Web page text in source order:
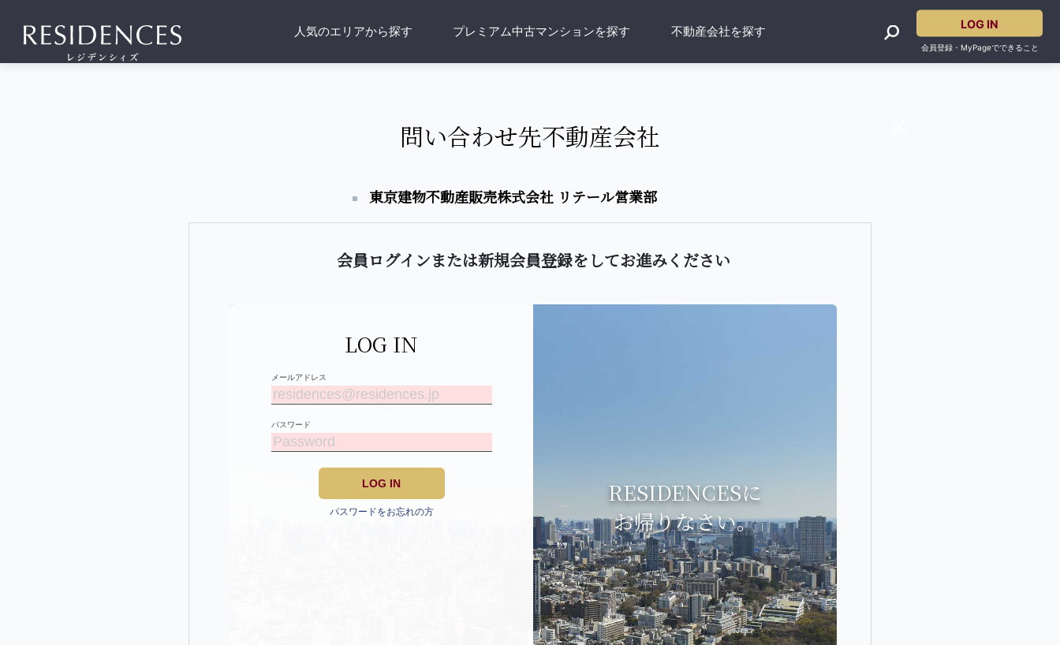
人気のエリアから探す プレミアム中古マンションを探す 不動産会社を探す LOG IN
会員登録・MyPageでできること
問い合わせ先不動産会社
東京建物不動産販売株式会社 リテール営業部
会員ログインまたは新規会員登録をしてお進みください
LOG IN
メールアドレス
パスワード
LOG IN
パスワードをお忘れの方
RESIDENCESに
お帰りなさい。